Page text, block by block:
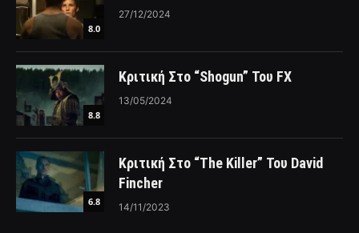
8.0
27/12/2024
8.8
Κριτική Στο “Shogun” Του FX
13/05/2024
6.8
Κριτική Στο “The Killer” Του David
Fincher
14/11/2023